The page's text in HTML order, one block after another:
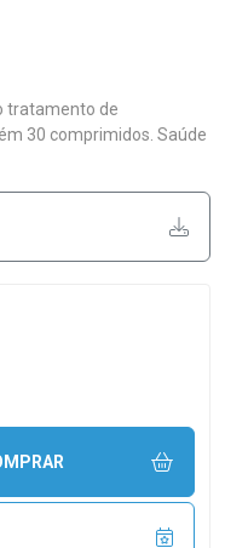
tratamento de
30 comprimidos. Saúde
UMA UNIDADE